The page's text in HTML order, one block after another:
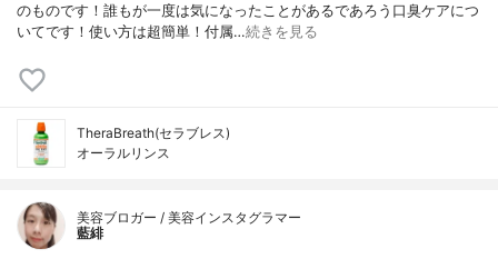
のものです！誰もが一度は気になったことがあるであろう口臭ケアにつ
いてです！使い方は超簡単！付属…続きを見る
TheraBreath(セラブレス)
オーラルリンス
美容ブロガー / 美容インスタグラマー
藍緋